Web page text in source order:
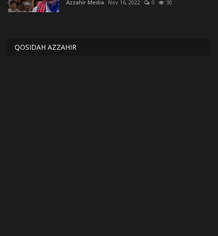
Azzahir Media Nov 16, 2022 0 30
QOSIDAH AZZAHIR